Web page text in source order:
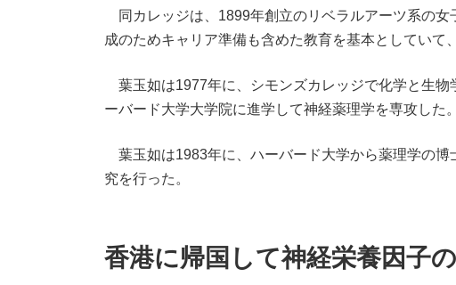
同カレッジは、1899年創立のリベラルアーツ系の
成のためキャリア準備も含めた教育を基本としていて
葉玉如は1977年に、シモンズカレッジで化学と生物
ーバード大学大学院に進学して神経薬理学を専攻した。
葉玉如は1983年に、ハーバード大学から薬理学の
究を行った。
香港に帰国して神経栄養因子